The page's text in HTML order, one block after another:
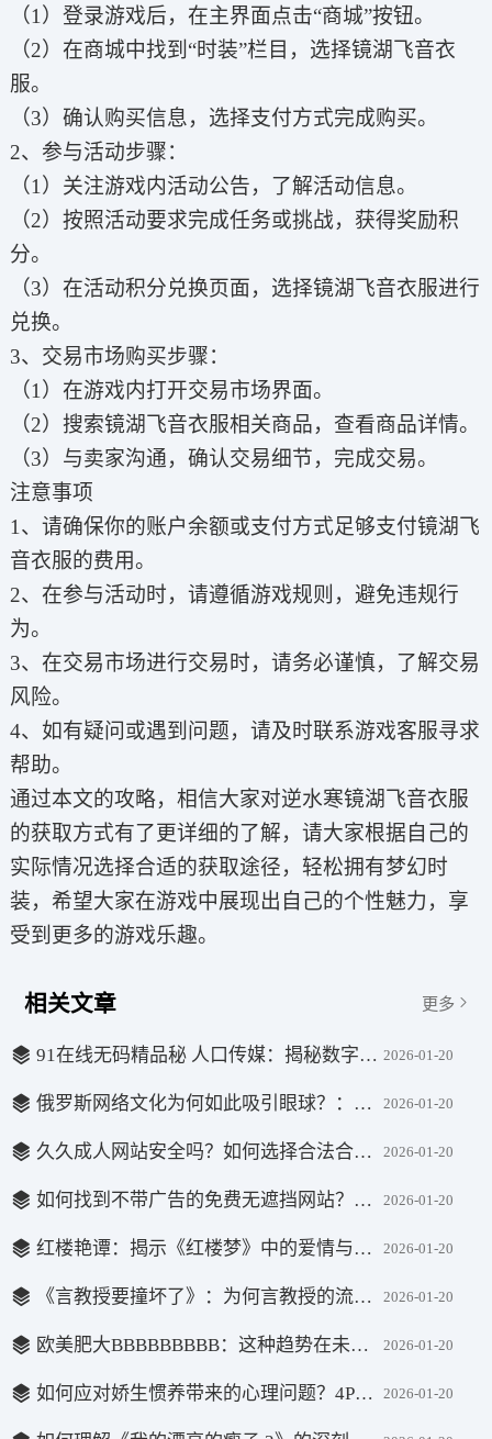
（1）登录游戏后，在主界面点击“商城”按钮。
（2）在商城中找到“时装”栏目，选择镜湖飞音衣
服。
（3）确认购买信息，选择支付方式完成购买。
2、参与活动步骤：
（1）关注游戏内活动公告，了解活动信息。
（2）按照活动要求完成任务或挑战，获得奖励积
分。
（3）在活动积分兑换页面，选择镜湖飞音衣服进行
兑换。
3、交易市场购买步骤：
（1）在游戏内打开交易市场界面。
（2）搜索镜湖飞音衣服相关商品，查看商品详情。
（3）与卖家沟通，确认交易细节，完成交易。
注意事项
1、请确保你的账户余额或支付方式足够支付镜湖飞
音衣服的费用。
2、在参与活动时，请遵循游戏规则，避免违规行
为。
3、在交易市场进行交易时，请务必谨慎，了解交易
风险。
4、如有疑问或遇到问题，请及时联系游戏客服寻求
帮助。
通过本文的攻略，相信大家对逆水寒镜湖飞音衣服
的获取方式有了更详细的了解，请大家根据自己的
实际情况选择合适的获取途径，轻松拥有梦幻时
装，希望大家在游戏中展现出自己的个性魅力，享
受到更多的游戏乐趣。
相关文章 更多
91在线无码精品秘 人口传媒：揭秘数字媒体时代的新兴力量与市场趋势 2026-01-20
俄罗斯网络文化为何如此吸引眼球？：揭示背后的幽默与社交现象 2026-01-20
久久成人网站安全吗？如何选择合法合规平台避免网络风险？ 2026-01-20
如何找到不带广告的免费无遮挡网站？看完这篇你会知道如何选择！ 2026-01-20
红楼艳谭：揭示《红楼梦》中的爱情与欲望之谜 2026-01-20
《言教授要撞坏了》：为何言教授的流鼻血背后隐藏了如此多的深意？ 2026-01-20
欧美肥大BBBBBBBBB：这种趋势在未来是否会改变审美标准？ 2026-01-20
如何应对娇生惯养带来的心理问题？4PH归寻(矜以)的深层次解析 2026-01-20